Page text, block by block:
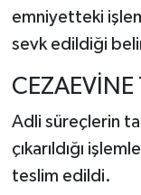
emniyetteki
sevk edildiği
CEZAEVİNE
Adli süreçlerin
çıkarıldığı
teslim edildi.